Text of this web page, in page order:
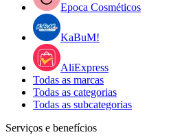
Epoca Cosméticos
KaBuM!
AliExpress
Todas as marcas
Todas as categorias
Todas as subcategorias
Serviços e benefícios